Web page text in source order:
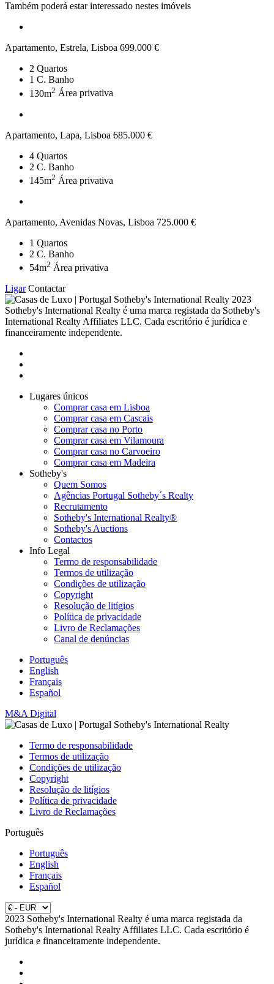
Também poderá estar interessado nestes imóveis
Apartamento, Estrela, Lisboa 699.000 €
2 Quartos
1 C. Banho
130m2 Área privativa
Apartamento, Lapa, Lisboa 685.000 €
4 Quartos
2 C. Banho
145m2 Área privativa
Apartamento, Avenidas Novas, Lisboa 725.000 €
1 Quartos
2 C. Banho
54m2 Área privativa
Ligar Contactar
2023
Sotheby's International Realty é uma marca registada da Sotheby's
International Realty Affiliates LLC. Cada escritório é jurídica e
financeiramente independente.
Lugares únicos
Comprar casa em Lisboa
Comprar casa em Cascais
Comprar casa no Porto
Comprar casa em Vilamoura
Comprar casa no Carvoeiro
Comprar casa em Madeira
Sotheby's
Quem Somos
Agências Portugal Sotheby´s Realty
Recrutamento
Sotheby's International Realty®
Sotheby's Auctions
Contactos
Info Legal
Termo de responsabilidade
Termos de utilização
Condições de utilização
Copyright
Resolução de litígios
Política de privacidade
Livro de Reclamações
Canal de denúncias
Português
English
Français
Español
M&A Digital
Termo de responsabilidade
Termos de utilização
Condições de utilização
Copyright
Resolução de litígios
Política de privacidade
Livro de Reclamações
Português
Português
English
Français
Español
2023 Sotheby's International Realty é uma marca registada da
Sotheby's International Realty Affiliates LLC. Cada escritório é
jurídica e financeiramente independente.